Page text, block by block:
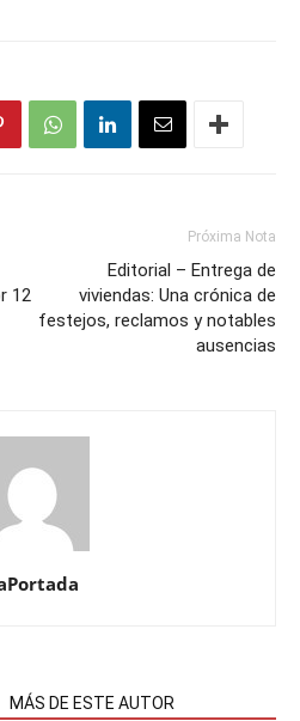
12
Próxima Nota
Editorial – Entrega de
viviendas: Una crónica de
festejos, reclamos y notables
ausencias
MÁS DE ESTE AUTOR